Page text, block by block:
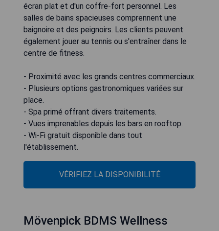
écran plat et d'un coffre-fort personnel. Les
salles de bains spacieuses comprennent une
baignoire et des peignoirs. Les clients peuvent
également jouer au tennis ou s'entraîner dans le
centre de fitness.
- Proximité avec les grands centres commerciaux.
- Plusieurs options gastronomiques variées sur
place.
- Spa primé offrant divers traitements.
- Vues imprenables depuis les bars en rooftop.
- Wi-Fi gratuit disponible dans tout
l'établissement.
VÉRIFIEZ LA DISPONIBILITÉ
Mövenpick BDMS Wellness